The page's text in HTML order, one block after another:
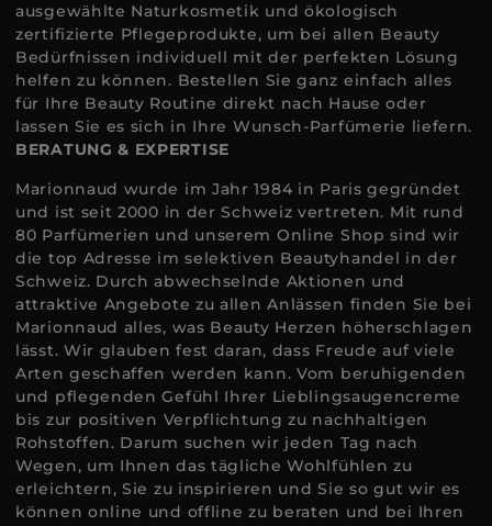
ausgewählte Naturkosmetik und ökologisch
zertifizierte Pflegeprodukte, um bei allen Beauty
Bedürfnissen individuell mit der perfekten Lösung
helfen zu können. Bestellen Sie ganz einfach alles
für Ihre Beauty Routine direkt nach Hause oder
lassen Sie es sich in Ihre Wunsch-Parfümerie liefern.
BERATUNG & EXPERTISE
Marionnaud wurde im Jahr 1984 in Paris gegründet
und ist seit 2000 in der Schweiz vertreten. Mit rund
80 Parfümerien und unserem Online Shop sind wir
die top Adresse im selektiven Beautyhandel in der
Schweiz. Durch abwechselnde Aktionen und
attraktive Angebote zu allen Anlässen finden Sie bei
Marionnaud alles, was Beauty Herzen höherschlagen
lässt. Wir glauben fest daran, dass Freude auf viele
Arten geschaffen werden kann. Vom beruhigenden
und pflegenden Gefühl Ihrer Lieblingsaugencreme
bis zur positiven Verpflichtung zu nachhaltigen
Rohstoffen. Darum suchen wir jeden Tag nach
Wegen, um Ihnen das tägliche Wohlfühlen zu
erleichtern, Sie zu inspirieren und Sie so gut wir es
können online und offline zu beraten und bei Ihren